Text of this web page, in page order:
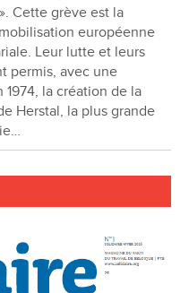
Cette grève est la
européenne
Leur lutte et leurs
permis, avec une
la création de la
Herstal, la plus grande